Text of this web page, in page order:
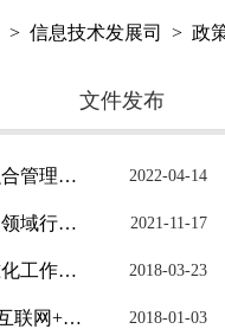
> 信息技术发展司 > 政
文件发布
信息技术发展司参加全国两化融合管理标委会数字化转型标准工作组成立会议 2022-04-14
工业设备上云等工业互联网平台领域行业标准正式立项 2021-11-17
2018年信息化和软件服务业标准化工作要点 2018-03-23
聚焦工业互联网平台建设 深化“互联网+先进制造业” 2018-01-03